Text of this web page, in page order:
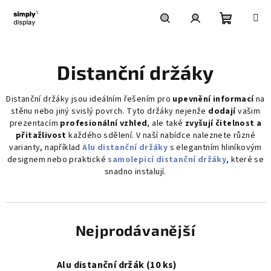
Distanční držáky
Distanční držáky jsou ideálním řešením pro upevnění informacína
stěnu nebo jiný svislý povrch. Tyto držáky nejenže dodajívašim
prezentacím profesionální vzhled, ale také zvyšují čitelnost a
přitažlivost každého sdělení. V naší nabídce naleznete různé
varianty, napříkladAlu distanční držáky s elegantním hliníkovým
designem nebo praktické samolepicí distanční držáky, které se
snadno instalují.
Nejprodávanější
Alu distanční držák (10 ks)